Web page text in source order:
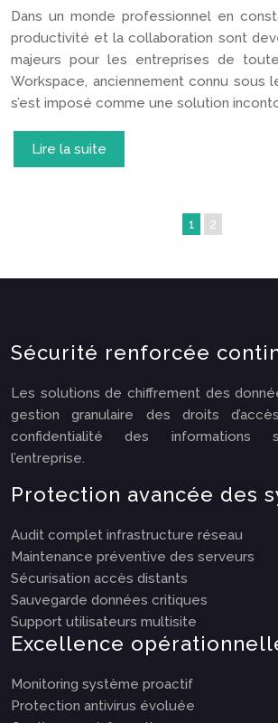
Dans un monde professionnel en
productivité et la collaboration sont
majeurs pour les entreprises de
Workspace, anciennement connu sous
s’est imposé comme une solution
Lire la suite
1 2
Sécurité renforcée
Les solutions de chiffrement des
gestion granulaire des droits
confidentialité des informations
l’entreprise.
Protection avancée des
Audit complet infrastructure réseau
Maintenance préventive des serveurs
Sécurisation accès distants
Sauvegarde données critiques
Support utilisateurs multisite
Excellence
Monitoring système proactif
Protection antivirus évoluée